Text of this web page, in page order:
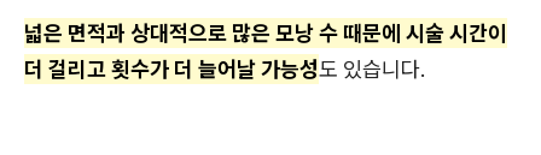
넓은 면적과 상대적으로 많은 모낭 수 때문에 시술 시간이
더 걸리고 횟수가 더 늘어날 가능성도 있습니다.